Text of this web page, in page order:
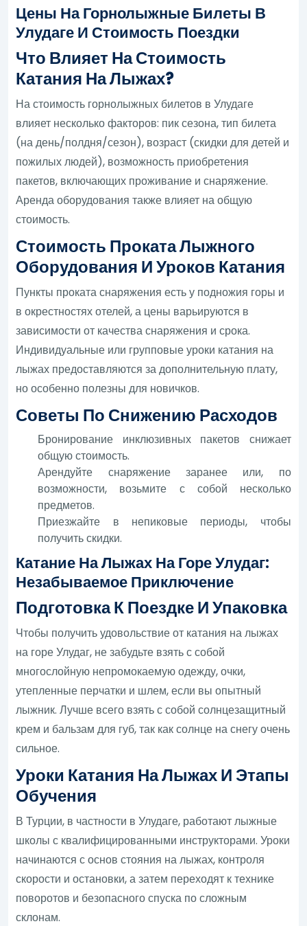
Цены На Горнолыжные Билеты В
Улудаге И Стоимость Поездки
Что Влияет На Стоимость
Катания На Лыжах?
На стоимость горнолыжных билетов в Улудаге
влияет несколько факторов: пик сезона, тип билета
(на день/полдня/сезон), возраст (скидки для детей и
пожилых людей), возможность приобретения
пакетов, включающих проживание и снаряжение.
Аренда оборудования также влияет на общую
стоимость.
Стоимость Проката Лыжного
Оборудования И Уроков Катания
Пункты проката снаряжения есть у подножия горы и
в окрестностях отелей, а цены варьируются в
зависимости от качества снаряжения и срока.
Индивидуальные или групповые уроки катания на
лыжах предоставляются за дополнительную плату,
но особенно полезны для новичков.
Советы По Снижению Расходов
Бронирование инклюзивных пакетов снижает
общую стоимость.
Арендуйте снаряжение заранее или, по
возможности, возьмите с собой несколько
предметов.
Приезжайте в непиковые периоды, чтобы
получить скидки.
Катание На Лыжах На Горе Улудаг:
Незабываемое Приключение
Подготовка К Поездке И Упаковка
Чтобы получить удовольствие от катания на лыжах
на горе Улудаг, не забудьте взять с собой
многослойную непромокаемую одежду, очки,
утепленные перчатки и шлем, если вы опытный
лыжник. Лучше всего взять с собой солнцезащитный
крем и бальзам для губ, так как солнце на снегу очень
сильное.
Уроки Катания На Лыжах И Этапы
Обучения
В Турции, в частности в Улудаге, работают лыжные
школы с квалифицированными инструкторами. Уроки
начинаются с основ стояния на лыжах, контроля
скорости и остановки, а затем переходят к технике
поворотов и безопасного спуска по сложным
склонам.